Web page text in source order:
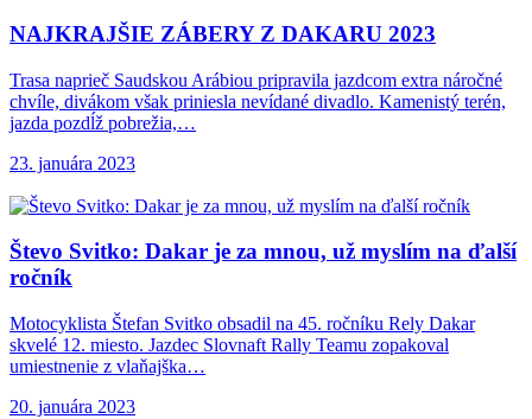
NAJKRAJŠIE ZÁBERY Z DAKARU 2023
Trasa naprieč Saudskou Arábiou pripravila jazdcom extra náročné
chvíle, divákom však priniesla nevídané divadlo. Kamenistý terén,
jazda pozdĺž pobrežia,…
23. januára 2023
Števo Svitko: Dakar je za mnou, už myslím na ďalší
ročník
Motocyklista Štefan Svitko obsadil na 45. ročníku Rely Dakar
skvelé 12. miesto. Jazdec Slovnaft Rally Teamu zopakoval
umiestnenie z vlaňajška…
20. januára 2023